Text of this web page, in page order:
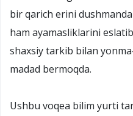
bir qarich erini
ham ayamasliklarini
shaxsiy tarkib bilan
madad bermoqda.
Ushbu voqea bilim yurti